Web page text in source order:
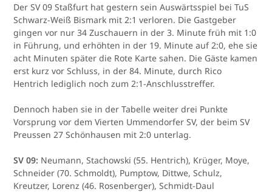
Der SV 09 Staßfurt hat gestern sein Auswärtsspiel bei TuS
Schwarz-Weiß Bismark mit 2:1 verloren. Die Gastgeber
gingen vor nur 34 Zuschauern in der 3. Minute früh mit 1:0
in Führung, und erhöhten in der 19. Minute auf 2:0, ehe sie
acht Minuten später die Rote Karte sahen. Die Gäste kamen
erst kurz vor Schluss, in der 84. Minute, durch Rico
Hentrich lediglich noch zum 2:1-Anschlusstreffer.
Dennoch haben sie in der Tabelle weiter drei Punkte
Vorsprung vor dem Vierten Ummendorfer SV, der beim SV
Preussen 27 Schönhausen mit 2:0 unterlag.
SV 09: Neumann, Stachowski (55. Hentrich), Krüger, Moye,
Schneider (70. Schmoldt), Pumptow, Dittwe, Schulz,
Kreutzer, Lorenz (46. Rosenberger), Schmidt-Daul